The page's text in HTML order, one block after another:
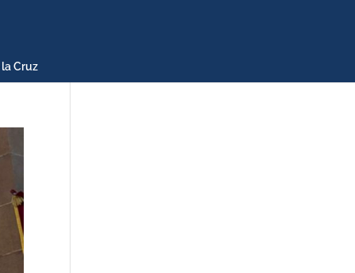
Cruz